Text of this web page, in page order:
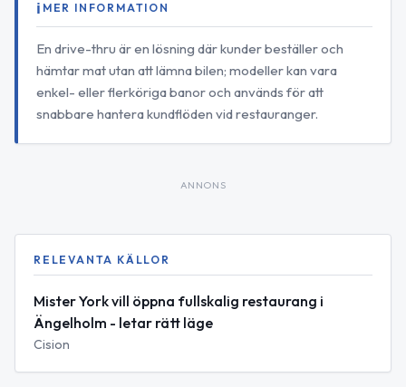
MER INFORMATION
En drive-thru är en lösning där kunder beställer och
hämtar mat utan att lämna bilen; modeller kan vara
enkel- eller flerköriga banor och används för att
snabbare hantera kundflöden vid restauranger.
ANNONS
RELEVANTA KÄLLOR
Mister York vill öppna fullskalig restaurang i
Ängelholm - letar rätt läge
Cision